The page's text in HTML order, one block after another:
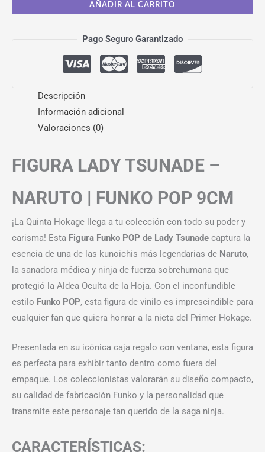
AÑADIR AL CARRITO
Pago Seguro Garantizado
Descripción
Información adicional
Valoraciones (0)
FIGURA LADY TSUNADE –
NARUTO | FUNKO POP 9CM
¡La Quinta Hokage llega a tu colección con todo su poder y
carisma! Esta Figura Funko POP de Lady Tsunade captura la
esencia de una de las kunoichis más legendarias de Naruto,
la sanadora médica y ninja de fuerza sobrehumana que
protegió la Aldea Oculta de la Hoja. Con el inconfundible
estilo Funko POP, esta figura de vinilo es imprescindible para
cualquier fan que quiera honrar a la nieta del Primer Hokage.
Presentada en su icónica caja regalo con ventana, esta figura
es perfecta para exhibir tanto dentro como fuera del
empaque. Los coleccionistas valorarán su diseño compacto,
su calidad de fabricación Funko y la personalidad que
transmite este personaje tan querido de la saga ninja.
CARACTERÍSTICAS: